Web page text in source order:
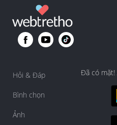
Hỏi & Đáp
Bình chọn
Ảnh
Đã có mặt!